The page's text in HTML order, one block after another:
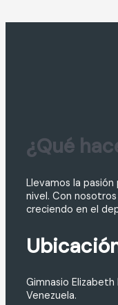
¿Qué
Llevamos la
nivel. Con
creciendo en el
Gimnasio
Venezuela.